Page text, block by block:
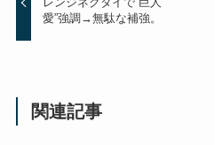
愛”強調→無駄な補強。
関連記事